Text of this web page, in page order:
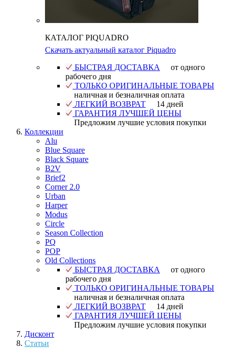
КАТАЛОГ PIQUADRO
Скачать актуальный каталог Piquadro
БЫСТРАЯ ДОСТАВКА
от одного
рабочего дня
ТОЛЬКО ОРИГИНАЛЬНЫЕ ТОВАРЫ
наличная и безналичная оплата
ЛЕГКИЙ ВОЗВРАТ
14 дней
ГАРАНТИЯ ЛУЧШЕЙ ЦЕНЫ
Предложим лучшие условия покупки
Коллекции
Alu
Blue Square
Black Square
B2V
Brief2
Corner 2.0
Urban
Harper
Modus
Circle
Season Collection
PQ
POP
Old Collections
БЫСТРАЯ ДОСТАВКА
от одного
рабочего дня
ТОЛЬКО ОРИГИНАЛЬНЫЕ ТОВАРЫ
наличная и безналичная оплата
ЛЕГКИЙ ВОЗВРАТ
14 дней
ГАРАНТИЯ ЛУЧШЕЙ ЦЕНЫ
Предложим лучшие условия покупки
Дисконт
Статьи